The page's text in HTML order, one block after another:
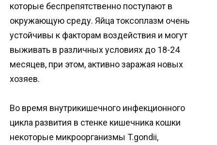
которые беспрепятственно поступают в
окружающую среду. Яйца токсоплазм очень
устойчивы к факторам воздействия и могут
выживать в различных условиях до 18-24
месяцев, при этом, активно заражая новых
хозяев.
Во время внутрикишечного инфекционного
цикла развития в стенке кишечника кошки
некоторые микроорганизмы T.gondii,